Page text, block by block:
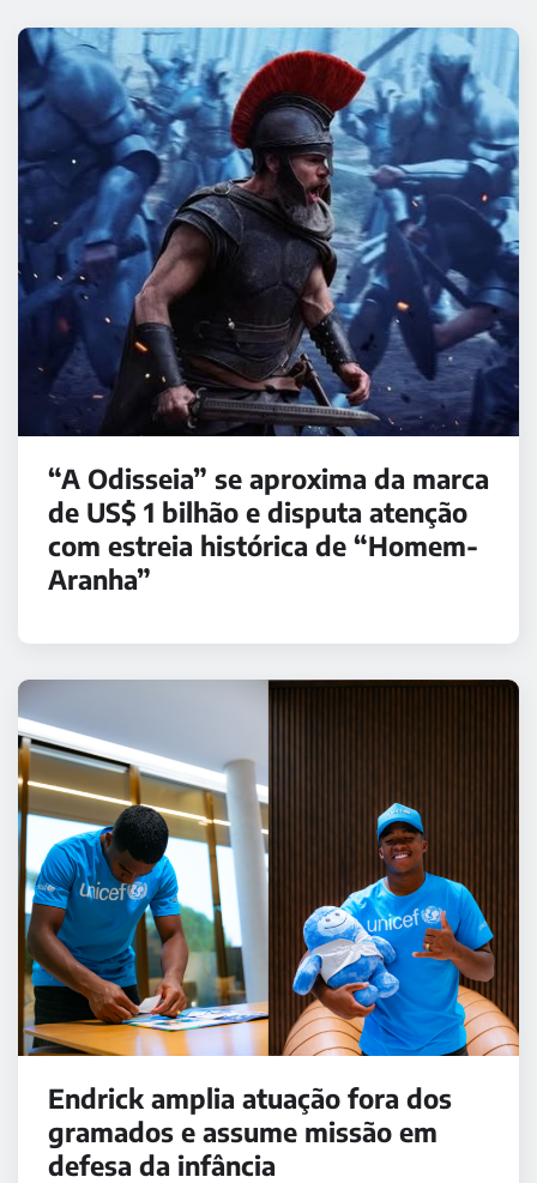
“A Odisseia” se aproxima da marca
de US$ 1 bilhão e disputa atenção
com estreia histórica de “Homem-
Aranha”
Endrick amplia atuação fora dos
gramados e assume missão em
defesa da infância